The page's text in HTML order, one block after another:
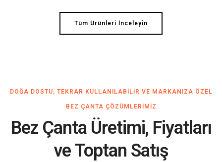
Tüm Ürünleri İnceleyin
DOĞA DOSTU, TEKRAR KULLANILABILIR VE MARKANIZA ÖZEL
BEZ ÇANTA ÇÖZÜMLERIMIZ
Bez Çanta Üretimi, Fiyatları
ve Toptan Satış